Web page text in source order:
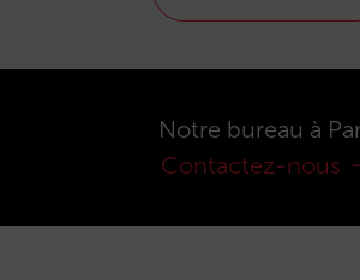
Notre bureau à
Contactez-nous